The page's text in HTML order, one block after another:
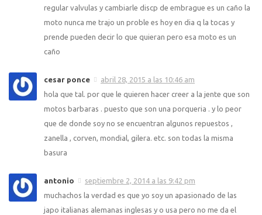
regular valvulas y cambiarle discp de embrague es un caño la
moto nunca me trajo un proble es hoy en dia q la tocas y
prende pueden decir lo que quieran pero esa moto es un
caño
cesar ponce
abril 28, 2015 a las 10:46 am
hola que tal. por que le quieren hacer creer a la jente que son
motos barbaras . puesto que son una porqueria . y lo peor
que de donde soy no se encuentran algunos repuestos ,
zanella , corven, mondial, gilera. etc. son todas la misma
basura
antonio
septiembre 2, 2014 a las 9:42 pm
muchachos la verdad es que yo soy un apasionado de las
japo italianas alemanas inglesas y o usa pero no me da el